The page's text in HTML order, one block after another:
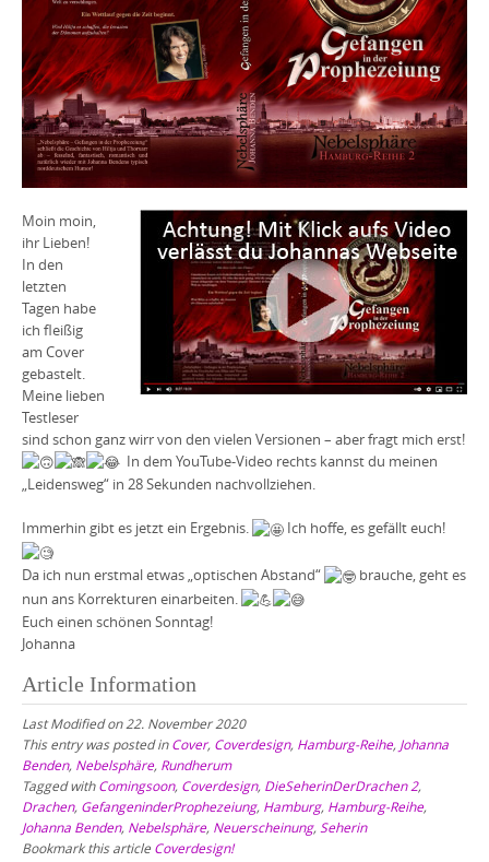
Moin moin,
ihr Lieben!
In den
letzten
Tagen habe
ich fleißig
am Cover
gebastelt.
Meine lieben
Testleser
sind schon ganz wirr von den vielen Versionen – aber fragt mich erst!
In dem YouTube-Video rechts kannst du meinen
„Leidensweg“ in 28 Sekunden nachvollziehen.
Immerhin gibt es jetzt ein Ergebnis. Ich hoffe, es gefällt euch!
Da ich nun erstmal etwas „optischen Abstand“
brauche, geht es
nun ans Korrekturen einarbeiten.
Euch einen schönen Sonntag!
Johanna
Article Information
Last Modified on 22. November 2020
This entry was posted inCover, Coverdesign, Hamburg-Reihe, Johanna
Benden, Nebelsphäre, Rundherum
Tagged withComingsoon, Coverdesign, DieSeherinDerDrachen 2,
Drachen, GefangeninderProphezeiung, Hamburg, Hamburg-Reihe,
Johanna Benden, Nebelsphäre, Neuerscheinung, Seherin
Bookmark this article Coverdesign!